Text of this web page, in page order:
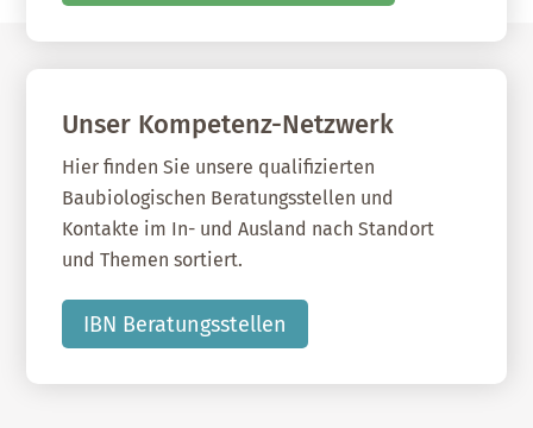
Unser Kompetenz-Netzwerk
Hier finden Sie unsere qualifizierten
Baubiologischen Beratungsstellen und
Kontakte im In- und Ausland nach Standort
und Themen sortiert.
IBN Beratungsstellen